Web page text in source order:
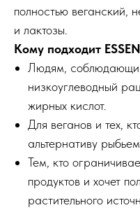
полностью веганский,
и лактозы.
Кому подходит
Людям,
низкоуглеводный
жирных кислот.
Для веганов и тех,
альтернативу
Тем, кто
продуктов и хочет
растительного